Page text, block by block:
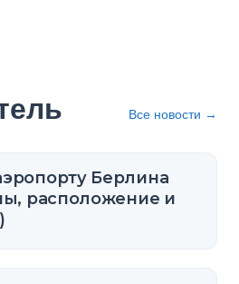
Все новости →
Берлина
расположение и